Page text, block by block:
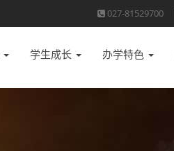
027-81529700
学生成长 办学特色